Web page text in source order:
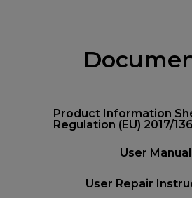
Product Information
Regulation (EU) 2017/
User Manual
User Repair